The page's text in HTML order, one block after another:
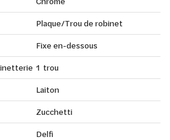
Plaque/Trou de robinet
Fixe en-dessous
1 trou
Laiton
Zucchetti
Delfi